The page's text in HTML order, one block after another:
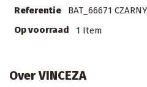
Referentie
BAT_66671
Op voorraad
1 Item
Over VINCEZA